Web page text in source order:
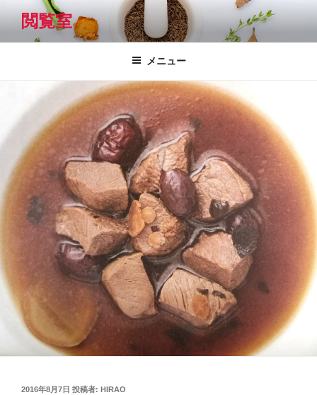
テ
ッ
閲覧室
メニュー
投
2016年8月7日 投稿者: HIRAO